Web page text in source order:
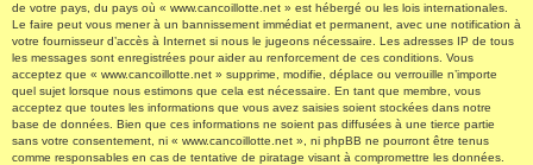
de votre pays, du pays où « www.cancoillotte.net » est hébergé ou les lois internationales.
Le faire peut vous mener à un bannissement immédiat et permanent, avec une notification à
votre fournisseur d’accès à Internet si nous le jugeons nécessaire. Les adresses IP de tous
les messages sont enregistrées pour aider au renforcement de ces conditions. Vous
acceptez que « www.cancoillotte.net » supprime, modifie, déplace ou verrouille n’importe
quel sujet lorsque nous estimons que cela est nécessaire. En tant que membre, vous
acceptez que toutes les informations que vous avez saisies soient stockées dans notre
base de données. Bien que ces informations ne soient pas diffusées à une tierce partie
sans votre consentement, ni « www.cancoillotte.net », ni phpBB ne pourront être tenus
comme responsables en cas de tentative de piratage visant à compromettre les données.